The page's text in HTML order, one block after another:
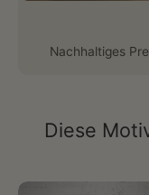
Nachhaltiges
Diese